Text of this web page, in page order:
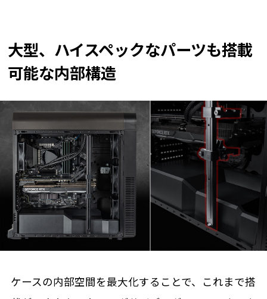
大型、ハイスペックなパーツも搭載
可能な内部構造
ケースの内部空間を最大化することで、これまで搭